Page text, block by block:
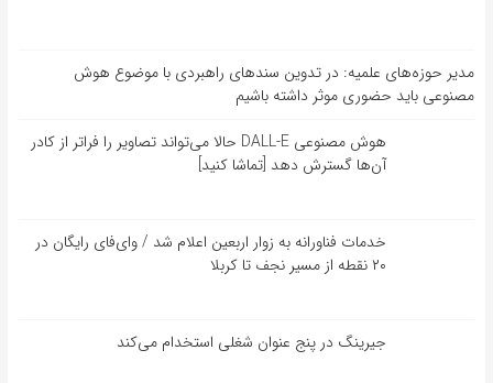
مدیر حوزه‌های علمیه: در تدوین سندهای راهبردی با موضوع هوش
مصنوعی باید حضوری موثر داشته باشیم
هوش مصنوعی DALL-E حالا می‌تواند تصاویر را فراتر از کادر
آن‌ها گسترش دهد [تماشا کنید]
خدمات فناورانه به زوار اربعین اعلام شد / وای‌فای رایگان در
۲۰ نقطه از مسیر نجف تا کربلا
جیرینگ در پنج عنوان شغلی استخدام می‌کند